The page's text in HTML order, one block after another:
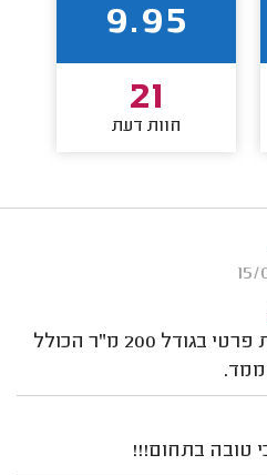
9.95
21
חוות דעת
ייעוץ ותכנון בית פרטי בגודל 200 מ"ר הכולל
טובה בתחום!!!